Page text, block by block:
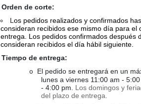
Orden de corte:
L os pedidos realizados y confirmados
consideran recibidos ese mismo día para el
entrega. Los pedidos confirmados después
consideran recibidos el día hábil siguiente.
Tiempo de entrega:
o El pedido se entregará en un
lunes a viernes 11:00 am -
- 4:00 pm. Los domingos y
del plazo de entrega.